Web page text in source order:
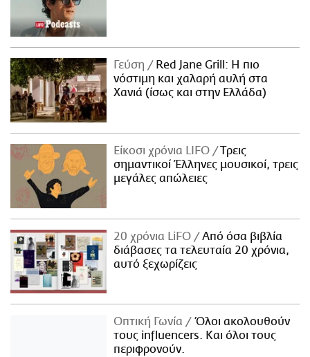
Γεύση
Red Jane Grill: Η πιο
νόστιμη και χαλαρή αυλή στα
Χανιά (ίσως και στην Ελλάδα)
Είκοσι χρόνια LIFO
Tρεις
σημαντικοί Έλληνες μουσικοί, τρεις
μεγάλες απώλειες
20 χρόνια LiFO
Από όσα βιβλία
διάβασες τα τελευταία 20 χρόνια,
αυτό ξεχωρίζεις
Οπτική Γωνία
Όλοι ακολουθούν
τους influencers. Και όλοι τους
περιφρονούν.